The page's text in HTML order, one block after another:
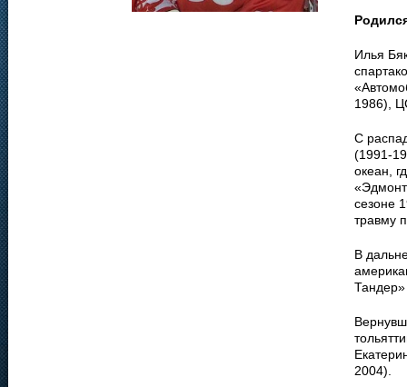
Илья
1986),
С
(1991-
океан,
сезоне
травму
В
2004).